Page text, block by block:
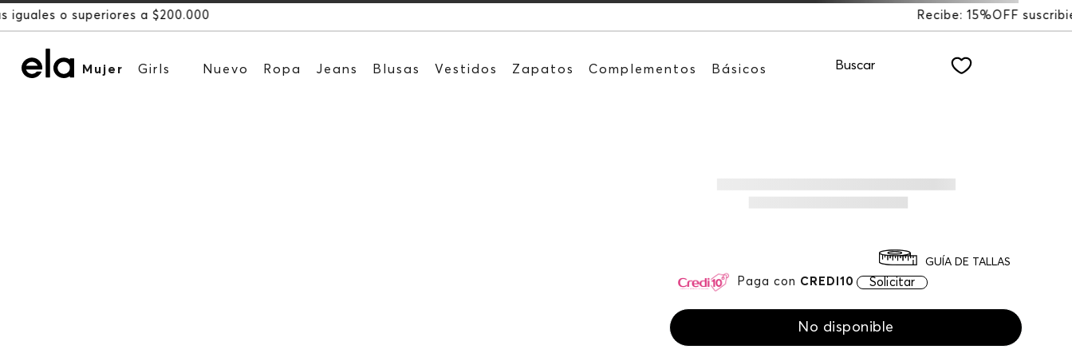
Recibe: 15%OFF suscribiéndote a nuestro NEWSLETTER
Mujer Girls Nuevo Ropa Jeans Blusas Vestidos Zapatos Complementos Básicos Buscar
Paga con CREDI10 Solicitar
GUÍA DE TALLAS
No disponible